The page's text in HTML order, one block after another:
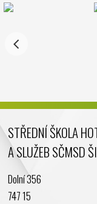
Listopad 2024
Duben 2024
Březen 2024
Leden 2024
STŘEDNÍ ŠKOLA
A SLUŽEB SČMSD
Dolní 356
747 15